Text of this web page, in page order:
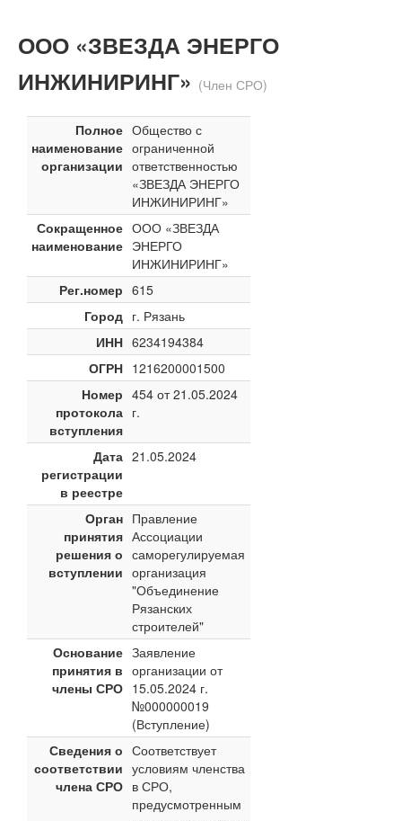
ООО «ЗВЕЗДА ЭНЕРГО
ИНЖИНИРИНГ» (Член СРО)
Полное
наименование
организации
Общество с
ограниченной
ответственностью
«ЗВЕЗДА ЭНЕРГО
ИНЖИНИРИНГ»
Сокращенное
наименование
ООО «ЗВЕЗДА
ЭНЕРГО
ИНЖИНИРИНГ»
Рег.номер 615
Город г. Рязань
ИНН 6234194384
ОГРН 1216200001500
Номер
протокола
вступления
454 от 21.05.2024
г.
Дата
регистрации
в реестре
21.05.2024
Орган
принятия
решения о
вступлении
Правление
Ассоциации
саморегулируемая
организация
"Объединение
Рязанских
строителей"
Основание
принятия в
члены СРО
Заявление
организации от
15.05.2024 г.
№000000019
(Вступление)
Сведения о
соответствии
члена СРО
Соответствует
условиям членства
в СРО,
предусмотренным